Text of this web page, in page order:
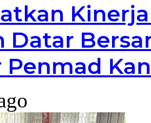
Datar
Penmad